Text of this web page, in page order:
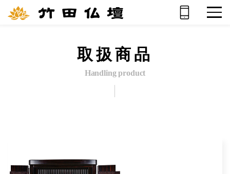
取扱商品
Handling product